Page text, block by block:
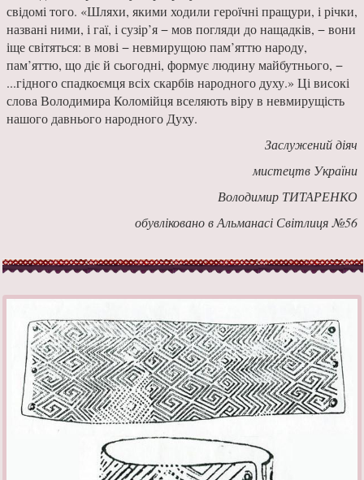
свідомі того. «Шляхи, якими ходили героїчні пращури, і річки,
названі ними, і гаї, і сузір’я − мов погляди до нащадків, − вони
іще світяться: в мові − невмирущою пам’яттю народу,
пам’яттю, що діє й сьогодні, формує людину майбутнього, −
...гідного спадкоємця всіх скарбів народного духу.» Ці високі
слова Володимира Коломійця вселяють віру в невмирущість
нашого давнього народного Духу.
Заслужений діяч
мистецтв України
Володимир ТИТАРЕНКО
обувліковано в Альманасі Світлиця №56